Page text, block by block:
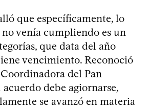
que específicamente, lo
venía cumpliendo es un
que data del año
vencimiento. Reconoció
del Pan
debe agiornarse,
se avanzó en materia